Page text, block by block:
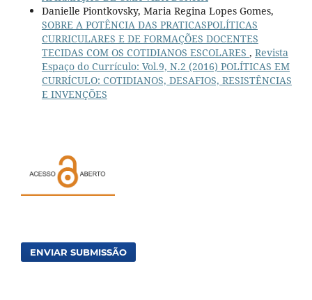
Danielle Piontkovsky, Maria Regina Lopes Gomes,
SOBRE A POTÊNCIA DAS PRATICASPOLÍTICAS
CURRICULARES E DE FORMAÇÕES DOCENTES
TECIDAS COM OS COTIDIANOS ESCOLARES , Revista
Espaço do Currículo: Vol.9, N.2 (2016) POLÍTICAS EM
CURRÍCULO: COTIDIANOS, DESAFIOS, RESISTÊNCIAS
E INVENÇÕES
ENVIAR SUBMISSÃO